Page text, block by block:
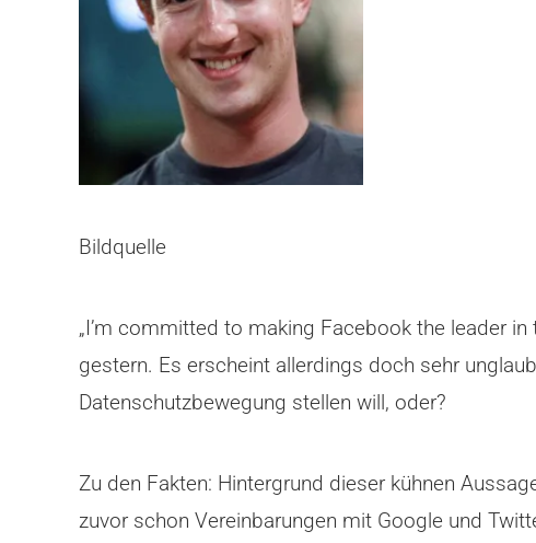
Bildquelle
„I’m committed to making Facebook the leader
gestern. Es erscheint allerdings doch sehr
Datenschutzbewegung stellen will, oder?
Zu den Fakten: Hintergrund dieser kühnen
zuvor schon Vereinbarungen mit Google und